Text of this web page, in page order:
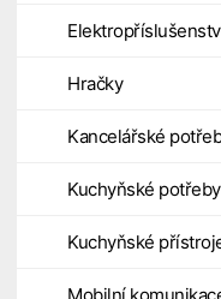
Hračky
Kancelářské
Kuchyňské
Kuchyňské